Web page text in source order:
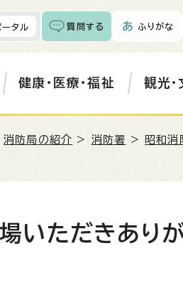
タル 質問する ふりがな
健康・医療・福祉 観光・
消防局の紹介 > 消防署 > 昭和消
いただきあり